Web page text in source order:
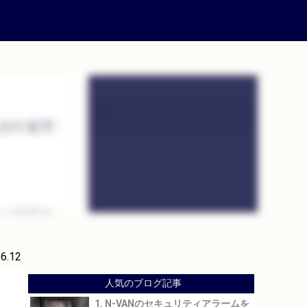
人気のブログ記事
1. N-VANのセキュリティアラームを